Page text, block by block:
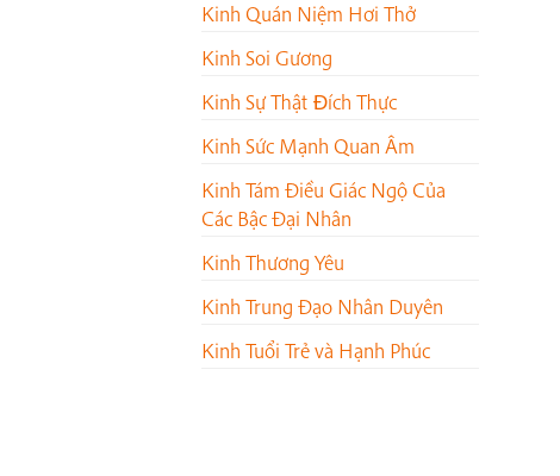
Kinh Quán Niệm Hơi Thở
Kinh Soi Gương
Kinh Sự Thật Ðích Thực
Kinh Sức Mạnh Quan Âm
Kinh Tám Điều Giác Ngộ Của
Các Bậc Đại Nhân
Kinh Thương Yêu
Kinh Trung Đạo Nhân Duyên
Kinh Tuổi Trẻ và Hạnh Phúc